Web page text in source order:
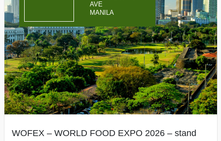
AVE
MANILA
WOFEX – WORLD FOOD EXPO 2026 – stand